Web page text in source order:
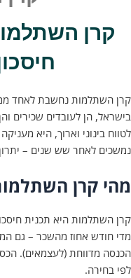
השתלמות
חיסכון
נחשבת לאחד ממוצרי
הן לעובדים שכירים והן
וארוך, היא מעניקה
לאחר שש שנים – יתרון
קרן השתלמות?
היא תכנית חיסכון
אחוז מהשכר – גם המעסיק
(לעצמאים). הכספים